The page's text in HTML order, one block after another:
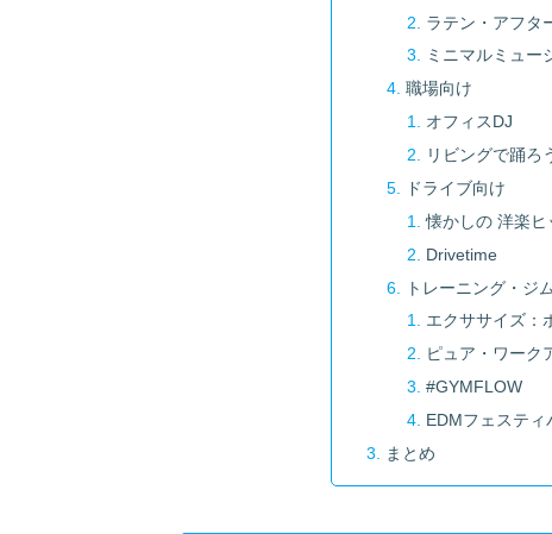
ラテン・アフタ
ミニマルミュー
職場向け
オフィスDJ
リビングで踊ろ
ドライブ向け
懐かしの 洋楽ヒ
Drivetime
トレーニング・ジ
エクササイズ：
ピュア・ワーク
#GYMFLOW
EDMフェスティ
まとめ